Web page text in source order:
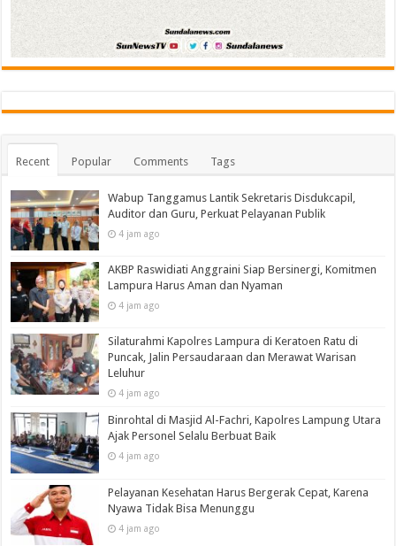
Recent Popular Comments Tags
Wabup Tanggamus Lantik Sekretaris Disdukcapil,
Auditor dan Guru, Perkuat Pelayanan Publik
4 jam ago
AKBP Raswidiati Anggraini Siap Bersinergi, Komitmen
Lampura Harus Aman dan Nyaman
4 jam ago
Silaturahmi Kapolres Lampura di Keratoen Ratu di
Puncak, Jalin Persaudaraan dan Merawat Warisan
Leluhur
4 jam ago
Binrohtal di Masjid Al-Fachri, Kapolres Lampung Utara
Ajak Personel Selalu Berbuat Baik
4 jam ago
Pelayanan Kesehatan Harus Bergerak Cepat, Karena
Nyawa Tidak Bisa Menunggu
4 jam ago